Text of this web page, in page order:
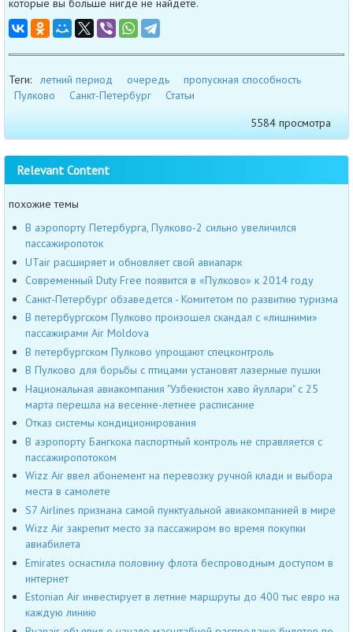
которые вы больше нигде не найдете.
Теги: летний период очередь
пропускная способность
Пулково
Санкт-Петербург
Статьи
5584 просмотра
Relevant Content
похожие темы
В аэропорту Петербурга, Пулково-2 сильно увеличился
пассажиропоток
UTair расширяет и обновляет свой авиапарк
Современный Duty Free появится в «Пулково» к 2014 году
Санкт-Петербург обзаведется - Комитетом по развитию туризма
В петербургском Пулково произошел скандал с «лишними»
пассажирами Air Moldova
В петербургском Пулково упрощают спецконтроль
В Пулково для борьбы с птицами установят лазерные пушки
Национальная авиакомпания "Узбекистон хаво йуллари" с 25
марта перешла на весенне-летнее расписание
Отказ системы кондиционирования
В аэропорту Бангкока паспортный контроль не справляется с
пассажиропотоком
Wizz Air ввел абонемент на перевозку ручной клади и выбора
места в самолете
S7 Airlines признана самой пунктуальной авиакомпанией в мире
Wizz Air закрепит место за пассажиром во время покупки
авиабилета
Emirates оснастила половину флота беспроводным доступом в
интернет
Estonian Air инвестирует в летние маршруты до 400 тыс евро на
каждую линию